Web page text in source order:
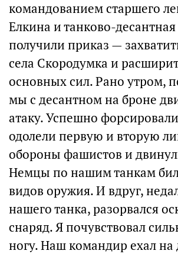
командованием старшего
Елкина и танково-десантная
получили приказ —
села Скородумка и
основных сил. Рано утром,
мы с десантном на броне
атаку. Успешно
одолели первую и вторую
обороны фашистов и
Немцы по нашим танкам
видов оружия. И вдруг,
нашего танка, разорвался
снаряд. Я почувствовал
ногу. Наш командир ехал на